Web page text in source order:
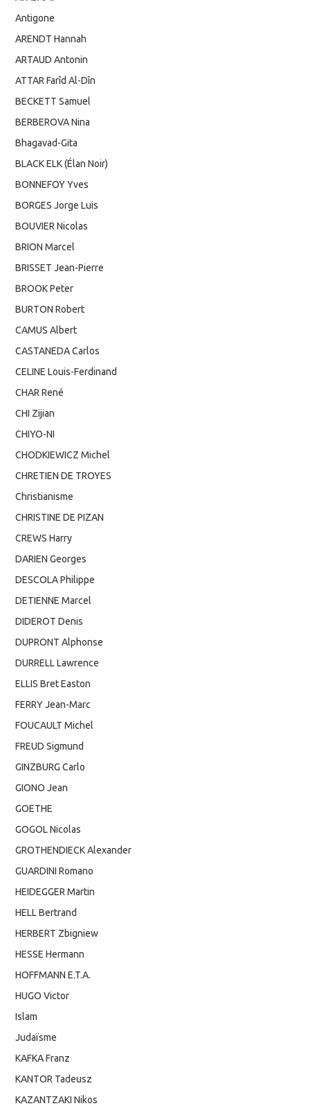
Antigone
ARENDT Hannah
ARTAUD Antonin
ATTAR Farîd Al-Dîn
BECKETT Samuel
BERBEROVA Nina
Bhagavad-Gita
BLACK ELK (Élan Noir)
BONNEFOY Yves
BORGES Jorge Luis
BOUVIER Nicolas
BRION Marcel
BRISSET Jean-Pierre
BROOK Peter
BURTON Robert
CAMUS Albert
CASTANEDA Carlos
CELINE Louis-Ferdinand
CHAR René
CHI Zijian
CHIYO-NI
CHODKIEWICZ Michel
CHRETIEN DE TROYES
Christianisme
CHRISTINE DE PIZAN
CREWS Harry
DARIEN Georges
DESCOLA Philippe
DETIENNE Marcel
DIDEROT Denis
DUPRONT Alphonse
DURRELL Lawrence
ELLIS Bret Easton
FERRY Jean-Marc
FOUCAULT Michel
FREUD Sigmund
GINZBURG Carlo
GIONO Jean
GOETHE
GOGOL Nicolas
GROTHENDIECK Alexander
GUARDINI Romano
HEIDEGGER Martin
HELL Bertrand
HERBERT Zbigniew
HESSE Hermann
HOFFMANN E.T.A.
HUGO Victor
Islam
Judaïsme
KAFKA Franz
KANTOR Tadeusz
KAZANTZAKI Nikos